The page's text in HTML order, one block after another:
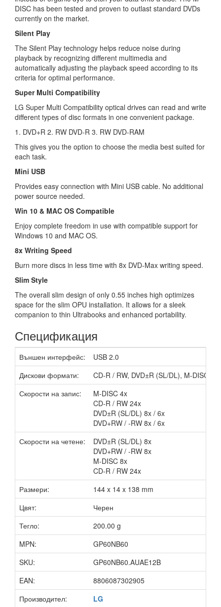
DISC has been tested and proven to outlast standard DVDs
currently on the market.
Silent Play
The Silent Play technology helps reduce noise during
playback by recognizing different multimedia and
automatically adjusting the playback speed according to its
criteria for optimal performance.
Super Multi Compatibility
LG Super Multi Compatibility optical drives can read and write
different types of disc formats in one convenient package.
1. DVD+R 2. RW DVD-R 3. RW DVD-RAM
This gives you the option to choose the media best suited for
each task.
Mini USB
Provides easy connection with Mini USB cable. No additional
power source needed.
Win 10 & MAC OS Compatible
Enjoy complete freedom in use with compatible support for
Windows 10 and MAC OS.
8x Writing Speed
Burn more discs in less time with 8x DVD-Max writing speed.
Slim Style
The overall slim design of only 0.55 inches high optimizes
space for the slim OPU installation. It allows for a sleek
companion to thin Ultrabooks and enhanced portability.
Спецификация
Външен интерфейс:
USB 2.0
Дискови формати:
CD-R / RW, DVD±R (SL/DL), M-DISC
Скорости на запис:
M-DISC 4x
CD-R / RW 24x
DVD±R (SL/DL) 8x / 6x
DVD+RW / -RW 8x / 6x
Скорости на четене:
DVD±R (SL/DL) 8x
DVD+RW / -RW 8x
M-DISC 8x
CD-R / RW 24x
Размери:
144 x 14 x 138 mm
Цвят:
Черен
Тегло:
200.00 g
MPN:
GP60NB60
SKU:
GP60NB60.AUAE12B
EAN:
8806087302905
Производител:
LG